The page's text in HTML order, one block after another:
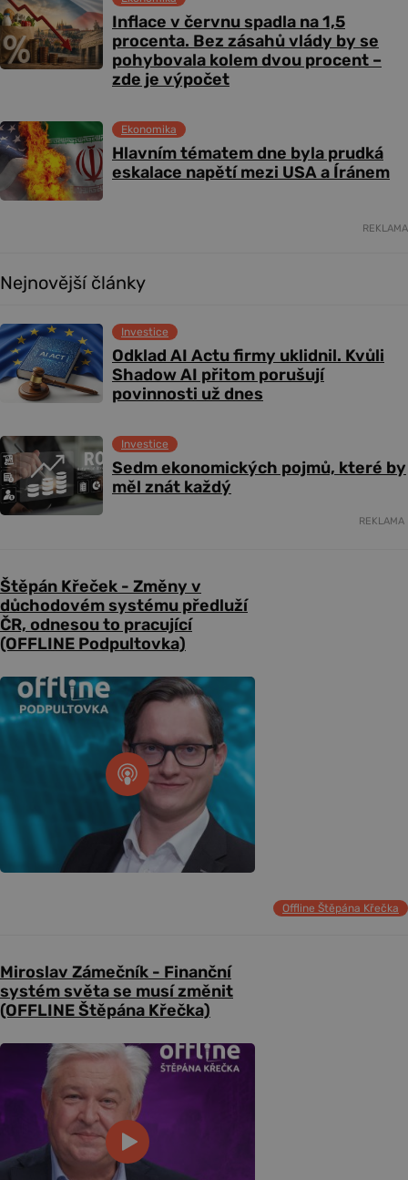
Inflace v červnu spadla na 1,5
procenta. Bez zásahů vlády by se
pohybovala kolem dvou procent –
zde je výpočet
Hlavním tématem dne byla prudká
eskalace napětí mezi USA a Íránem
Ekonomika
REKLAMA
Nejnovější články
Odklad AI Actu firmy uklidnil. Kvůli
Shadow AI přitom porušují
povinnosti už dnes
Investice
Sedm ekonomických pojmů, které by
měl znát každý
Investice
REKLAMA
Štěpán Křeček - Změny v
důchodovém systému předluží
ČR, odnesou to pracující
(OFFLINE Podpultovka)
Offline Štěpána Křečka
Miroslav Zámečník - Finanční
systém světa se musí změnit
(OFFLINE Štěpána Křečka)